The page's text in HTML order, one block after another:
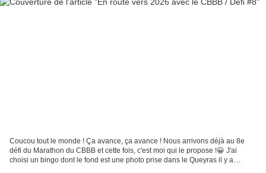
Coucou tout le monde ! Ça avance, ça avance ! Nous arrivons déjà au 8e
défi du Marathon du CBBB et cette fois, c'est moi qui le propose !😀 J'ai
choisi un bingo dont le fond est une photo prise dans le Queyras il y a